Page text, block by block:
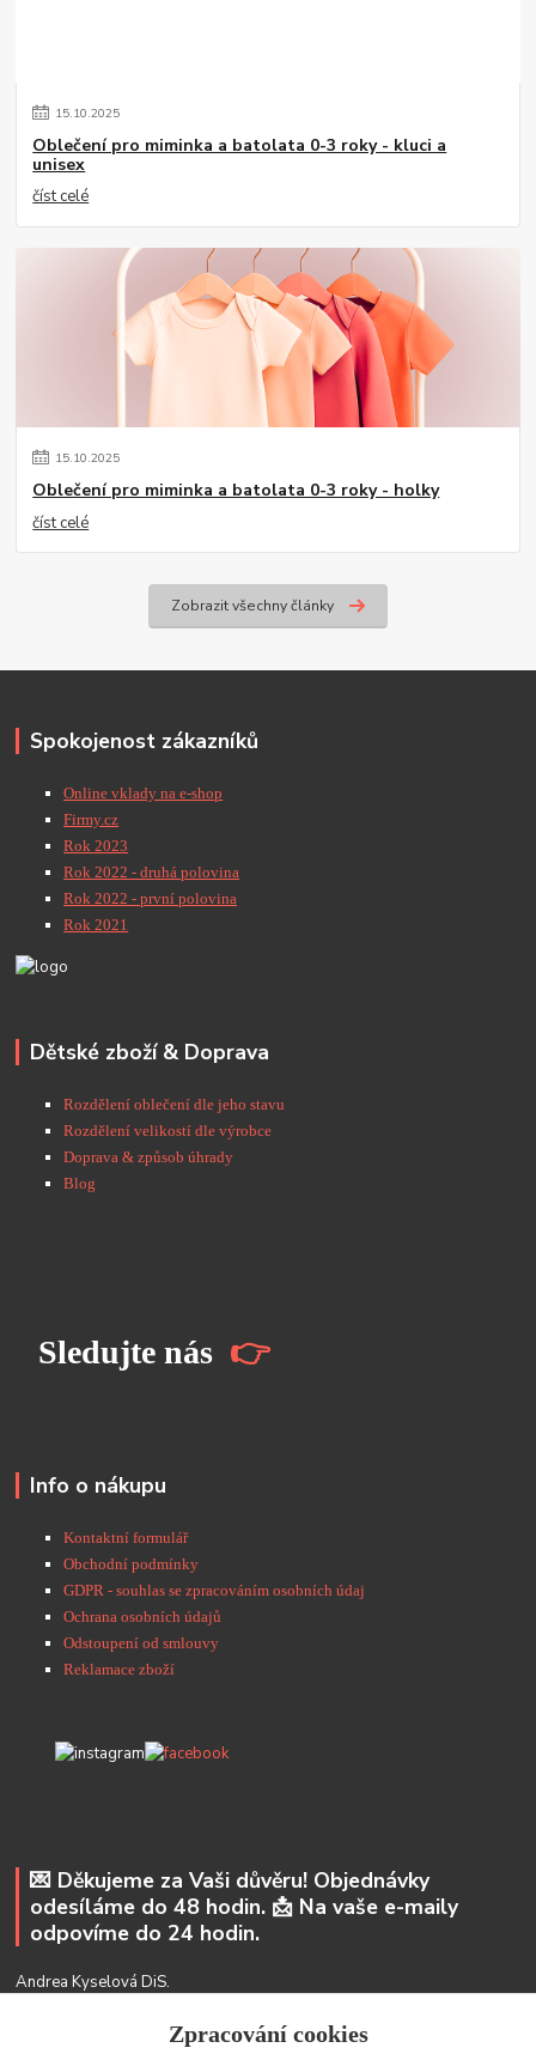
15.10.2025
Oblečení pro miminka a batolata 0-3 roky - kluci a
unisex
číst celé
15.10.2025
Oblečení pro miminka a batolata 0-3 roky - holky
číst celé
Zobrazit všechny články
Spokojenost zákazníků
Online vklady na e-shop
Firmy.cz
Rok 2023
Rok 2022 - druhá polovina
Rok 2022 - první polovina
Rok 2021
Dětské zboží & Doprava
Rozdělení oblečení dle jeho stavu
Rozdělení velikostí dle výrobce
Doprava & způsob úhrady
Blog
Sledujte nás 👉
Info o nákupu
Kontaktní formulář
Obchodní podmínky
GDPR - souhlas se zpracováním osobních údaj
Ochrana osobních údajů
Odstoupení od smlouvy
Reklamace zboží
💌 Děkujeme za Vaši důvěru! Objednávky
odesíláme do 48 hodin. 📩 Na vaše e-maily
odpovíme do 24 hodin.
Andrea Kyselová DiS.
Zpracování cookies